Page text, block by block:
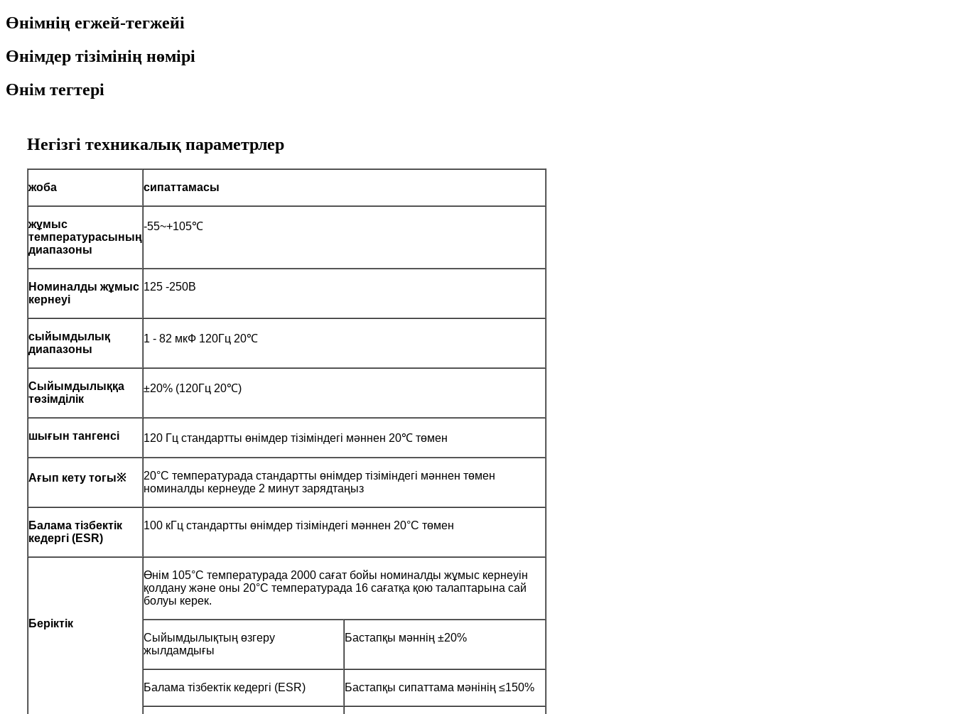
Өнімнің егжей-тегжейі
Өнімдер тізімінің нөмірі
Өнім тегтері
Негізгі техникалық параметрлер
жоба сипаттамасы
жұмыс
температурасының
диапазоны
-55~+105℃
Номиналды жұмыс
кернеуі
125 -250В
сыйымдылық
диапазоны
1 - 82 мкФ 120Гц 20℃
Сыйымдылыққа
төзімділік
±20% (120Гц 20℃)
шығын тангенсі 120 Гц стандартты өнімдер тізіміндегі мәннен 20℃ төмен
Ағып кету тогы※
20°C температурада стандартты өнімдер тізіміндегі мәннен төмен
номиналды кернеуде 2 минут зарядтаңыз
Балама тізбектік
кедергі (ESR)
100 кГц стандартты өнімдер тізіміндегі мәннен 20°C төмен
Беріктік
Өнім 105°C температурада 2000 сағат бойы номиналды жұмыс кернеуін
қолдану және оны 20°C температурада 16 сағатқа қою талаптарына сай
болуы керек.
Сыйымдылықтың өзгеру
жылдамдығы
Бастапқы мәннің ±20%
Балама тізбектік кедергі (ESR) Бастапқы сипаттама мәнінің ≤150%